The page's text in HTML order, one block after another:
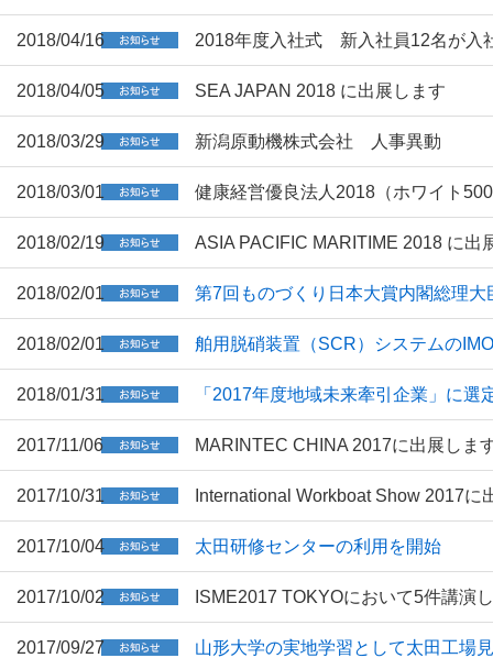
2018/04/16 2018年度入社式 新入社員12名が入
2018/04/05 SEA JAPAN 2018 に出展します
2018/03/29 新潟原動機株式会社 人事異動
2018/03/01 健康経営優良法人2018（ホワイト
2018/02/19 ASIA PACIFIC MARITIME 2018 に出
2018/02/01 第7回ものづくり日本大賞内閣総理大
2018/02/01 舶用脱硝装置（SCR）システムの
2018/01/31 「2017年度地域未来牽引企業」に選
2017/11/06 MARINTEC CHINA 2017に出展しま
2017/10/31 International Workboat Show 2017に
2017/10/04 太田研修センターの利用を開始
2017/10/02 ISME2017 TOKYOにおいて5件講演
2017/09/27 山形大学の実地学習として太田工場